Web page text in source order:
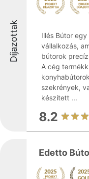
Díjazottak
Illés Bútor
vállalkozás,
bútorok
A cég
szekrények,
készített ...
8.2
Edetto